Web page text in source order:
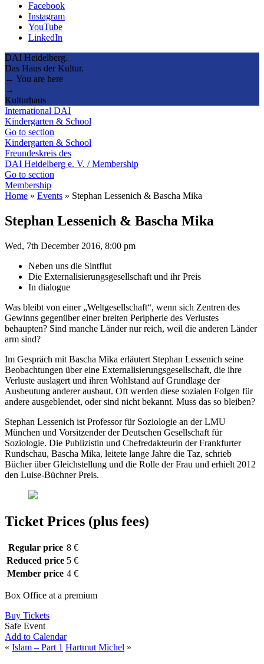
Facebook
Instagram
YouTube
LinkedIn
DAI Heidelberg.
Das Haus der Kultur.
→ You are here
→
Kulturhaus
International DAI
Kindergarten & School
Go to section
Kindergarten & School
Freundeskreis des
DAI Heidelberg e. V. / Membership
Go to section
Membership
Home » Events » Stephan Lessenich & Bascha Mika
Stephan Lessenich & Bascha Mika
Wed, 7th December 2016, 8:00 pm
Neben uns die Sintflut
Die Externalisierungsgesellschaft und ihr Preis
In dialogue
Was bleibt von einer „Weltgesellschaft“, wenn sich Zentren des
Gewinns gegenüber einer breiten Peripherie des Verlustes
behaupten? Sind manche Länder nur reich, weil die anderen Länder
arm sind?
Im Gespräch mit Bascha Mika erläutert Stephan Lessenich seine
Beobachtungen über eine Externalisierungsgesellschaft, die ihre
Verluste auslagert und ihren Wohlstand auf Grundlage der
Ausbeutung anderer ausbaut. Oft werden diese sozialen Folgen für
andere ausgeblendet, oder sind nicht bekannt. Muss das so bleiben?
Stephan Lessenich ist Professor für Soziologie an der LMU
München und Vorsitzender der Deutschen Gesellschaft für
Soziologie. Die Publizistin und Chefredakteurin der Frankfurter
Rundschau, Bascha Mika, leitete lange Jahre die Taz, schrieb
Bücher über Gleichstellung und die Rolle der Frau und erhielt 2012
den Luise-Büchner Preis.
Ticket Prices (plus fees)
Regular price 8 €
Reduced price 5 €
Member price 4 €
Box Office at a premium
Buy Tickets
Safe Event
Add to Calendar
« Islam – Part 1 Hartmut Michel »